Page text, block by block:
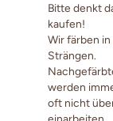
Bitte denkt
kaufen!
Wir färben
Strängen.
werden
oft nicht